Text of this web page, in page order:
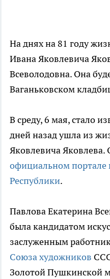
На днях на 81 году
Ивана Яковлевича
Всеволодовна. Она
Ваганьковском
В среду, 6 мая, стало
дней назад ушла из
Яковлевича
официальном портале
Республики.
Павлова Екатерина
была кандидатом
заслуженным
Союза художников
Золотой Пушкинской